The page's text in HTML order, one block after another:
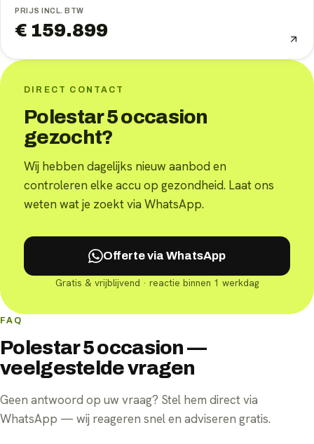
PRIJS INCL. BTW
€ 159.899
DIRECT CONTACT
Polestar 5 occasion
gezocht?
Wij hebben dagelijks nieuw aanbod en
controleren elke accu op gezondheid. Laat ons
weten wat je zoekt via WhatsApp.
Offerte via WhatsApp
Gratis & vrijblijvend · reactie binnen 1 werkdag
FAQ
Polestar 5 occasion —
veelgestelde vragen
Geen antwoord op uw vraag? Stel hem direct via
WhatsApp — wij reageren snel en adviseren gratis.